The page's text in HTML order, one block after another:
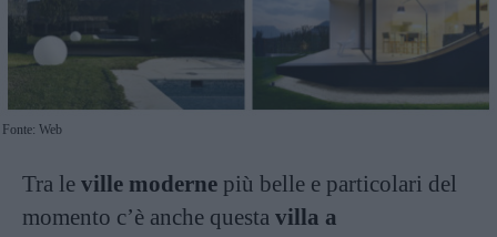
Fonte: Web
Tra le ville moderne più belle e particolari del
momento c’è anche questa villa a